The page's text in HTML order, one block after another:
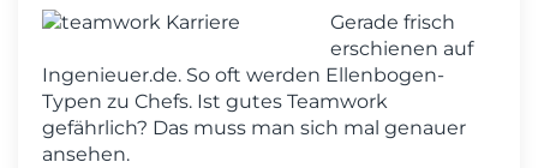
Gerade frisch
erschienen auf
Ingenieuer.de. So oft werden Ellenbogen-
Typen zu Chefs. Ist gutes Teamwork
gefährlich? Das muss man sich mal genauer
ansehen.